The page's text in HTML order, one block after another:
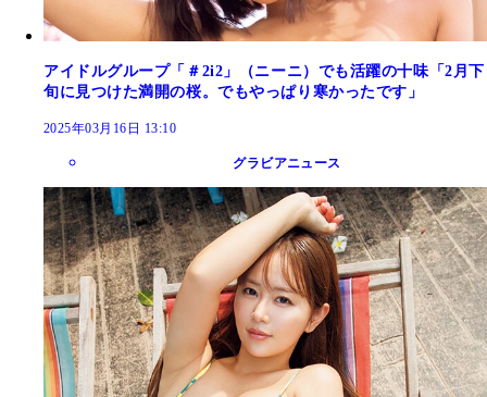
アイドルグループ「＃2i2」（ニーニ）でも活躍の十味「2月下
旬に見つけた満開の桜。でもやっぱり寒かったです」
2025年03月16日 13:10
グラビアニュース